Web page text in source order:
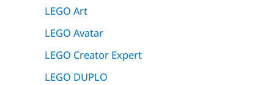
LEGO Art
LEGO Avatar
LEGO Creator Expert
LEGO DUPLO